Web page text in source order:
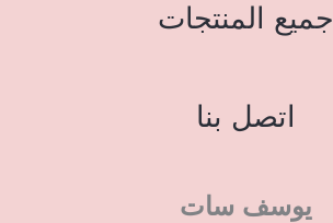
جميع المنتجات
اتصل بنا
يوسف سات